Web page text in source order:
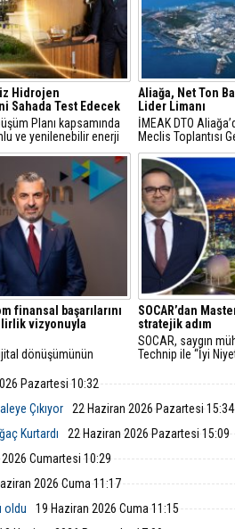
Hidrojen
Sahada Test Edecek
Planı kapsamında
ve yenilenebilir enerji
Tüpraş, temiz
alanında yenilikçi
ediyor.
Aliağa, Net Ton
Lider Limanı
İMEAK DTO
Meclis Toplantısı
finansal başarılarını
vizyonuyla
dönüşümünün
odaklı
SOCAR’dan
stratejik adım
SOCAR, saygın
Technip ile “İyi
doğrultusunda
ekonomik analizleri
Pazartesi 10:32
Çıkıyor
22 Haziran 2026 Pazartesi 15:34
Kurtardı
22 Haziran 2026 Pazartesi 15:09
Cumartesi 10:29
2026 Cuma 11:17
oldu
19 Haziran 2026 Cuma 11:15